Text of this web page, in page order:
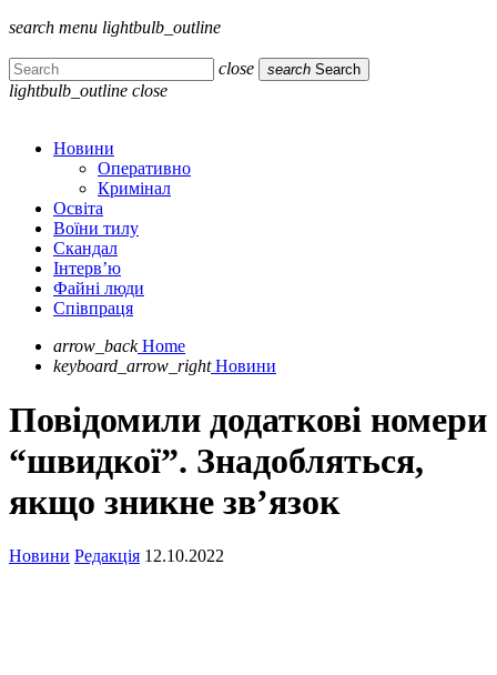
search menu lightbulb_outline
close search Search
lightbulb_outline close
Новини
Оперативно
Кримінал
Освіта
Воїни тилу
Скандал
Інтерв’ю
Файні люди
Співпраця
arrow_back Home
keyboard_arrow_right Новини
Повідомили додаткові номери
“швидкої”. Знадобляться,
якщо зникне зв’язок
Новини Редакція 12.10.2022